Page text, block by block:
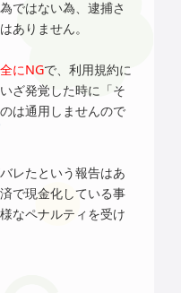
ではない為、逮捕さ
ありません。
にNGで、利用規約に
ざ発覚した時に「そ
は通用しませんので
レたという報告はあ
で現金化している事
なペナルティを受け